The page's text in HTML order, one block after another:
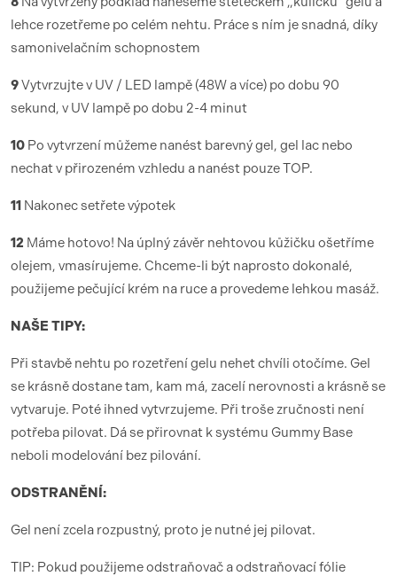
lehce rozetřeme po celém nehtu. Práce s ním je snadná, díky
samonivelačním schopnostem
9Vytvrzujte v UV / LED lampě (48W a více) po dobu 90
sekund, v UV lampě po dobu 2-4 minut
10 Po vytvrzení můžeme nanést barevný gel, gel lac nebo
nechat v přirozeném vzhledu a nanést pouze TOP.
11 Nakonec setřete výpotek
12 Máme hotovo! Na úplný závěr nehtovou kůžičku ošetříme
olejem, vmasírujeme. Chceme-li být naprosto dokonalé,
použijeme pečující krém na ruce a provedeme lehkou masáž.
NAŠE TIPY:
Při stavbě nehtu po rozetření gelu nehet chvíli otočíme. Gel
se krásně dostane tam, kam má, zacelí nerovnosti a krásně se
vytvaruje. Poté ihned vytvrzujeme. Při troše zručnosti není
potřeba pilovat. Dá se přirovnat k systému Gummy Base
neboli modelování bez pilování.
ODSTRANĚNÍ:
Gel není zcela rozpustný, proto je nutné jej pilovat.
TIP: Pokud použijeme odstraňovač a odstraňovací fólie